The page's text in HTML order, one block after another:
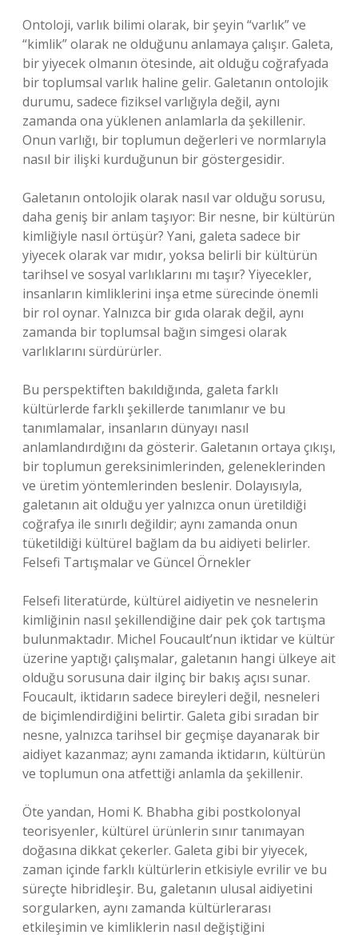
Ontoloji, varlık bilimi olarak, bir şeyin “varlık” ve
“kimlik” olarak ne olduğunu anlamaya çalışır. Galeta,
bir yiyecek olmanın ötesinde, ait olduğu coğrafyada
bir toplumsal varlık haline gelir. Galetanın ontolojik
durumu, sadece fiziksel varlığıyla değil, aynı
zamanda ona yüklenen anlamlarla da şekillenir.
Onun varlığı, bir toplumun değerleri ve normlarıyla
nasıl bir ilişki kurduğunun bir göstergesidir.
Galetanın ontolojik olarak nasıl var olduğu sorusu,
daha geniş bir anlam taşıyor: Bir nesne, bir kültürün
kimliğiyle nasıl örtüşür? Yani, galeta sadece bir
yiyecek olarak var mıdır, yoksa belirli bir kültürün
tarihsel ve sosyal varlıklarını mı taşır? Yiyecekler,
insanların kimliklerini inşa etme sürecinde önemli
bir rol oynar. Yalnızca bir gıda olarak değil, aynı
zamanda bir toplumsal bağın simgesi olarak
varlıklarını sürdürürler.
Bu perspektiften bakıldığında, galeta farklı
kültürlerde farklı şekillerde tanımlanır ve bu
tanımlamalar, insanların dünyayı nasıl
anlamlandırdığını da gösterir. Galetanın ortaya çıkışı,
bir toplumun gereksinimlerinden, geleneklerinden
ve üretim yöntemlerinden beslenir. Dolayısıyla,
galetanın ait olduğu yer yalnızca onun üretildiği
coğrafya ile sınırlı değildir; aynı zamanda onun
tüketildiği kültürel bağlam da bu aidiyeti belirler.
Felsefi Tartışmalar ve Güncel Örnekler
Felsefi literatürde, kültürel aidiyetin ve nesnelerin
kimliğinin nasıl şekillendiğine dair pek çok tartışma
bulunmaktadır. Michel Foucault’nun iktidar ve kültür
üzerine yaptığı çalışmalar, galetanın hangi ülkeye ait
olduğu sorusuna dair ilginç bir bakış açısı sunar.
Foucault, iktidarın sadece bireyleri değil, nesneleri
de biçimlendirdiğini belirtir. Galeta gibi sıradan bir
nesne, yalnızca tarihsel bir geçmişe dayanarak bir
aidiyet kazanmaz; aynı zamanda iktidarın, kültürün
ve toplumun ona atfettiği anlamla da şekillenir.
Öte yandan, Homi K. Bhabha gibi postkolonyal
teorisyenler, kültürel ürünlerin sınır tanımayan
doğasına dikkat çekerler. Galeta gibi bir yiyecek,
zaman içinde farklı kültürlerin etkisiyle evrilir ve bu
süreçte hibridleşir. Bu, galetanın ulusal aidiyetini
sorgularken, aynı zamanda kültürlerarası
etkileşimin ve kimliklerin nasıl değiştiğini